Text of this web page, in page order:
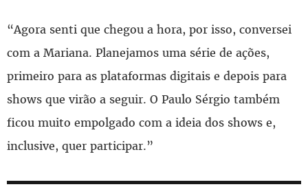
“Agora senti que chegou a hora, por isso, conversei
com a Mariana. Planejamos uma série de ações,
primeiro para as plataformas digitais e depois para
shows que virão a seguir. O Paulo Sérgio também
ficou muito empolgado com a ideia dos shows e,
inclusive, quer participar.”